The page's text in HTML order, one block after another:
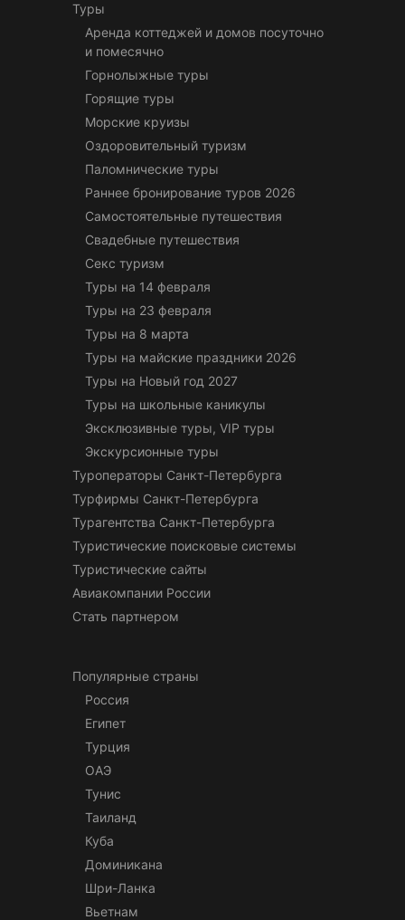
Туры
Аренда коттеджей и домов посуточно
и помесячно
Горнолыжные туры
Горящие туры
Морские круизы
Оздоровительный туризм
Паломнические туры
Раннее бронирование туров 2026
Самостоятельные путешествия
Свадебные путешествия
Секс туризм
Туры на 14 февраля
Туры на 23 февраля
Туры на 8 марта
Туры на майские праздники 2026
Туры на Новый год 2027
Туры на школьные каникулы
Эксклюзивные туры, VIP туры
Экскурсионные туры
Туроператоры Санкт-Петербурга
Турфирмы Санкт-Петербурга
Турагентства Санкт-Петербурга
Туристические поисковые системы
Туристические сайты
Авиакомпании России
Стать партнером
Популярные страны
Россия
Египет
Турция
ОАЭ
Тунис
Таиланд
Куба
Доминикана
Шри-Ланка
Вьетнам